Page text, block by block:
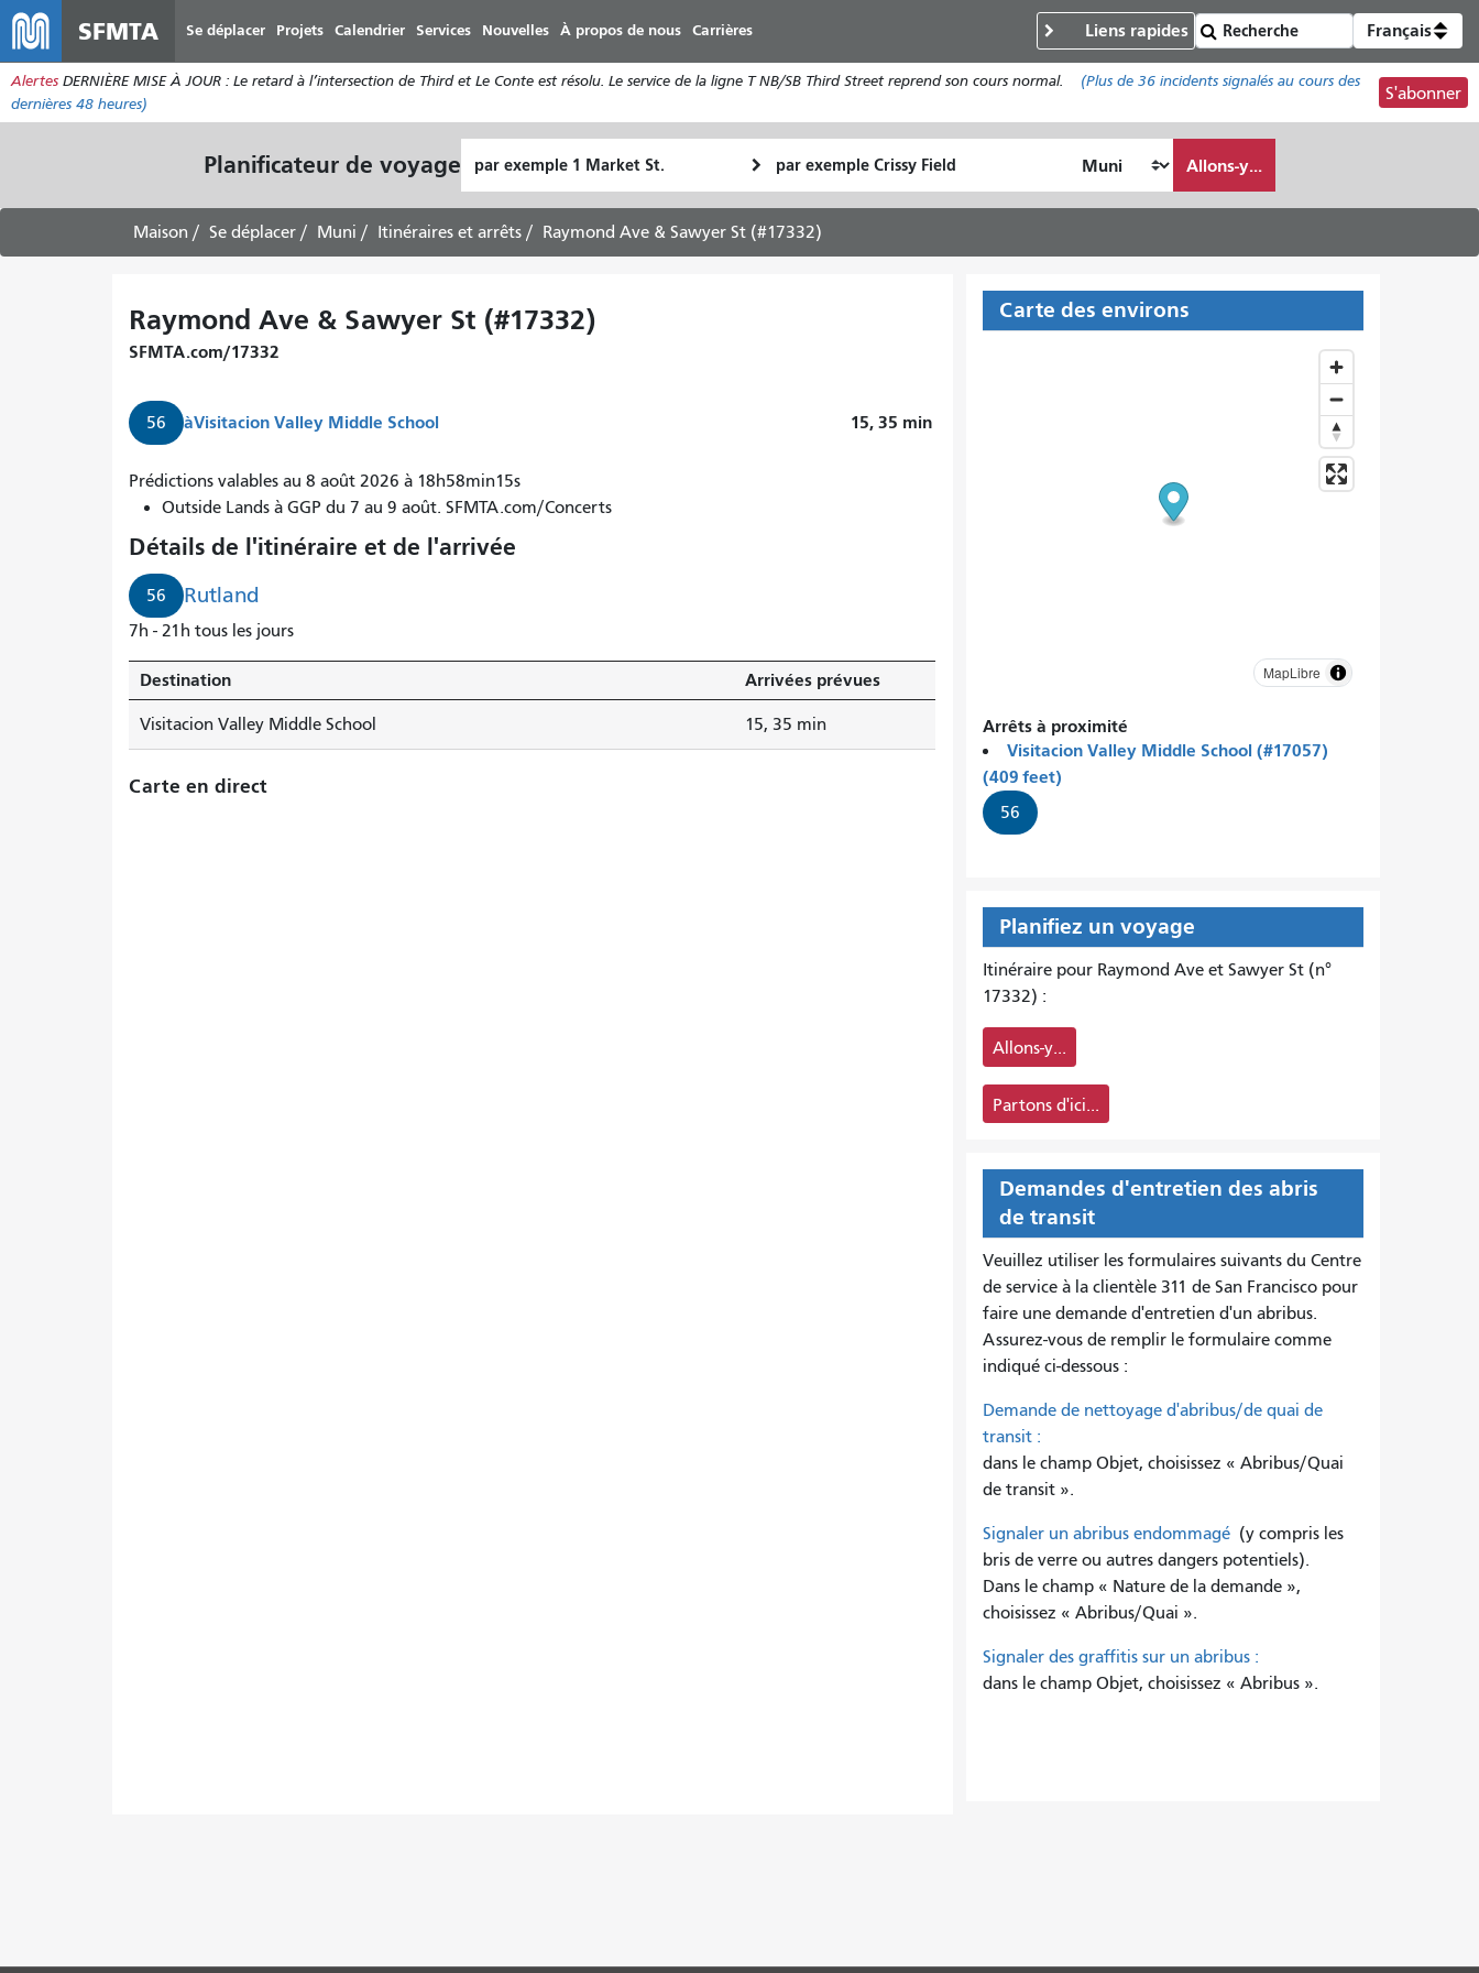
au
contenu
principal
SFMTA Se déplacer Projets Calendrier Services Nouvelles À propos de nous Carrières Liens rapides Français
Alertes DERNIÈRE MISE À JOUR : Le retard à l’intersection de Third et Le Conte est résolu. Le service de la ligne T NB/SB Third Street reprend son cours normal. (Plus de 36 incidents signalés au cours des
dernières 48 heures)
S'abonner
Planificateur de voyage de
départ
final
Comment
je
voyager
Allons-y...
Maison Se déplacer Muni Itinéraires et arrêts Raymond Ave & Sawyer St (#17332)
Raymond Ave & Sawyer St (#17332)
SFMTA.com/17332
56 àVisitacion Valley Middle School 15, 35 min
Prédictions valables au 8 août 2026 à 18h58min15s
Outside Lands à GGP du 7 au 9 août. SFMTA.com/Concerts
Détails de l'itinéraire et de l'arrivée
56 Rutland
7h - 21h tous les jours
Destination Arrivées prévues
Visitacion Valley Middle School 15, 35 min
Carte en direct
Carte des environs
MapLibre
Arrêts à proximité
Visitacion Valley Middle School (#17057)
(409 feet)
56
Planifiez un voyage
Itinéraire pour Raymond Ave et Sawyer St (n°
17332) :
Allons-y...
Partons d'ici...
Demandes d'entretien des abris
de transit
Veuillez utiliser les formulaires suivants du Centre
de service à la clientèle 311 de San Francisco pour
faire une demande d'entretien d'un abribus.
Assurez-vous de remplir le formulaire comme
indiqué ci-dessous :
Demande de nettoyage d'abribus/de quai de
transit :
dans le champ Objet, choisissez « Abribus/Quai
de transit ».
Signaler un abribus endommagé(y compris les
bris de verre ou autres dangers potentiels).
Dans le champ « Nature de la demande »,
choisissez « Abribus/Quai ».
Signaler des graffitis sur un abribus :
dans le champ Objet, choisissez « Abribus ».